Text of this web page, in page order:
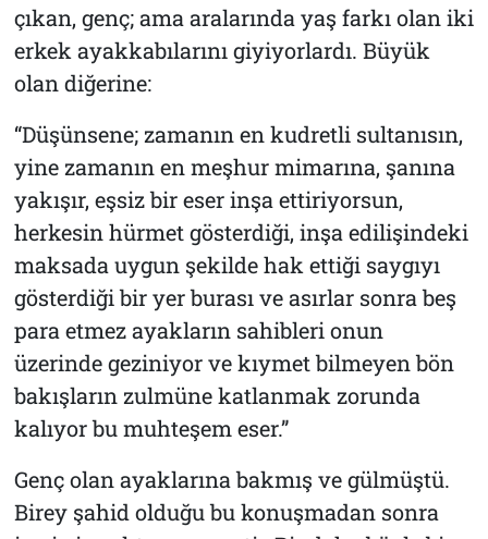
çıkan, genç; ama aralarında yaş farkı olan iki
erkek ayakkabılarını giyiyorlardı. Büyük
olan diğerine:
“Düşünsene; zamanın en kudretli sultanısın,
yine zamanın en meşhur mimarına, şanına
yakışır, eşsiz bir eser inşa ettiriyorsun,
herkesin hürmet gösterdiği, inşa edilişindeki
maksada uygun şekilde hak ettiği saygıyı
gösterdiği bir yer burası ve asırlar sonra beş
para etmez ayakların sahibleri onun
üzerinde geziniyor ve kıymet bilmeyen bön
bakışların zulmüne katlanmak zorunda
kalıyor bu muhteşem eser.”
Genç olan ayaklarına bakmış ve gülmüştü.
Birey şahid olduğu bu konuşmadan sonra